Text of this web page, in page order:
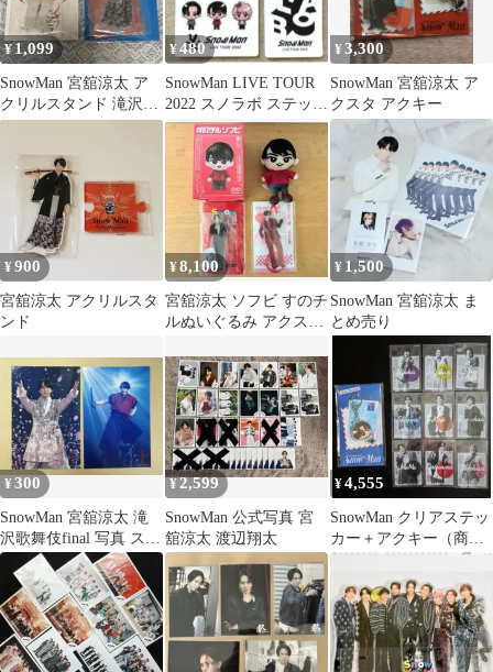
¥1,099
SnowMan 宮舘涼太 ア
クリルスタンド 滝沢歌
舞伎ZERO ダテタマ
¥480
SnowMan LIVE TOUR
2022 スノラボ ステッカ
ーシール集合②①
¥3,300
SnowMan 宮舘涼太 ア
クスタ アクキー
¥900
宮舘涼太 アクリルスタ
ンド
¥8,100
宮舘涼太 ソフビ すのチ
ルぬいぐるみ アクスタ
¥ 1,500
SnowMan 宮舘涼太 ま
とめ売り
¥300
SnowMan 宮舘涼太 滝
沢歌舞伎final 写真 ステ
ージフォト ステフォ
¥2,599
SnowMan 公式写真 宮
舘涼太 渡辺翔太
¥4,555
SnowMan クリアステッ
カー＋アクキー（商品
説明読んで下さい）